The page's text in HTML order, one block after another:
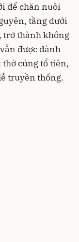
để chăn nuôi
tầng dưới
trở thành không
được dành
cúng tổ tiên,
truyền thống.